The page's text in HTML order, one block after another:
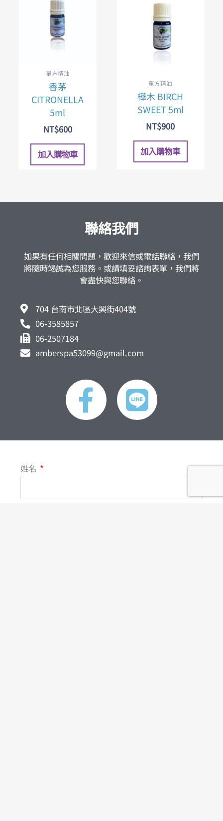
單方精油
香茅
CITRONELLA
5ml
NT$600
加入購物車
單方精油
樺木 BIRCH
SWEET 5ml
NT$900
加入購物車
聯絡我們
如果有任何相關問題，歡迎來信或電話聯絡，我們
將隨時竭誠為您服務。或請填妥諮詢表單，我們將
會盡快與您聯絡。
704 台南市北區大興街404號
06-3585857
06-2507184
amberspa53099@gmail.com
F
a
c
b
o
L
i
n
姓名